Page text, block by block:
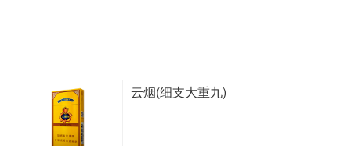
云烟(细支大重九)